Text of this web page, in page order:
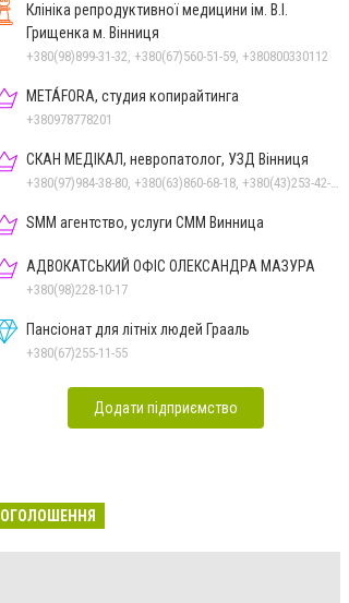
Клініка репродуктивної медицини ім. В.І.
Грищенка м. Вінниця
+380(98)899-31-32, +380(67)560-51-59, +380800330112
METÁFORA, студия копирайтинга
+380978778201
СКАН МЕДІКАЛ, невропатолог, УЗД Вінниця
+380(97)984-38-80, +380(63)860-68-18, +380(43)253-42-51
SMM агентство, услуги СММ Винница
АДВОКАТСЬКИЙ ОФІС ОЛЕКСАНДРА МАЗУРА
+380(98)228-10-17
Пансіонат для літніх людей Грааль
+380(67)255-11-55
Додати підприємство
ОГОЛОШЕННЯ